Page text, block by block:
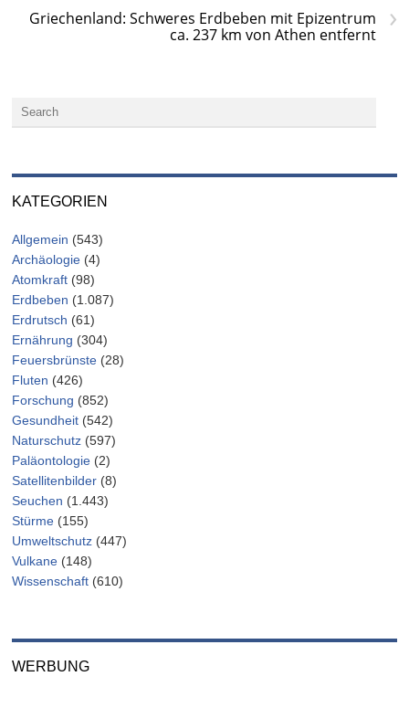
›
Griechenland: Schweres Erdbeben mit Epizentrum
ca. 237 km von Athen entfernt
KATEGORIEN
Allgemein (543)
Archäologie (4)
Atomkraft (98)
Erdbeben (1.087)
Erdrutsch (61)
Ernährung (304)
Feuersbrünste (28)
Fluten (426)
Forschung (852)
Gesundheit (542)
Naturschutz (597)
Paläontologie (2)
Satellitenbilder (8)
Seuchen (1.443)
Stürme (155)
Umweltschutz (447)
Vulkane (148)
Wissenschaft (610)
WERBUNG